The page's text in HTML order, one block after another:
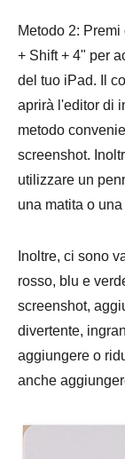
Metodo 2:
+ Shift + 4" per
del tuo iPad. Il
aprirà l'editor di
metodo
screenshot.
utilizzare un
una matita o
Inoltre, ci sono
rosso, blu e
screenshot,
divertente,
aggiungere o
anche